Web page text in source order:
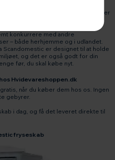
fryseskab på helt op til over
konkurrere med andre
– både herhjemme og i udlandet.
Scandomestic er designet til at holde
og det er også godt for din
før, du skal købe nyt.
Hvidevareshoppen.dk
når du køber dem hos os. Ingen
gebyrer.
i dag, og få det leveret direkte til
fryseskab